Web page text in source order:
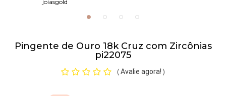
Pingente de Ouro 18k Cruz com Zircônias
pi22075
( Avalie agora! )